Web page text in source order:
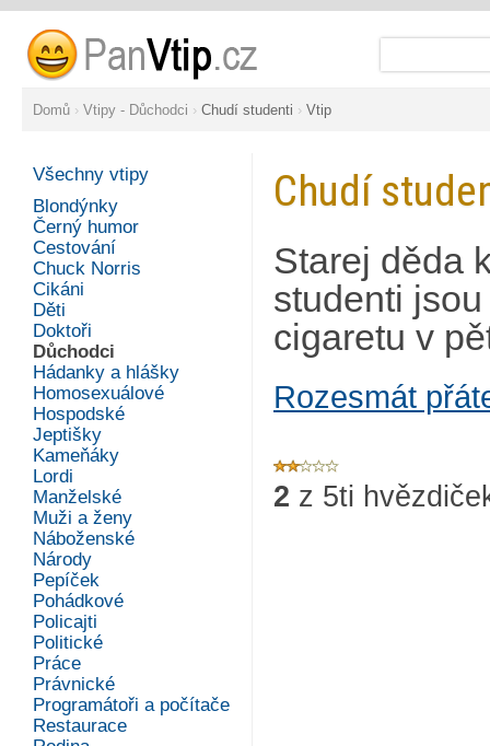
Domů › Vtipy - Důchodci › Chudí studenti › Vtip
Všechny vtipy
Blondýnky
Černý humor
Cestování
Chuck Norris
Cikáni
Děti
Doktoři
Důchodci
Hádanky a hlášky
Homosexuálové
Hospodské
Jeptišky
Kameňáky
Lordi
Manželské
Muži a ženy
Náboženské
Národy
Pepíček
Pohádkové
Policajti
Politické
Práce
Právnické
Programátoři a počítače
Restaurace
Chudí
Starej děda
studenti
cigaretu v
Rozesmát
2 z 5ti